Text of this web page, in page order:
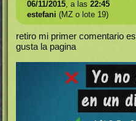
06/11/2015, a las 22:45
estefani (MZ o lote 19)
retiro mi primer comentario
gusta la pagina